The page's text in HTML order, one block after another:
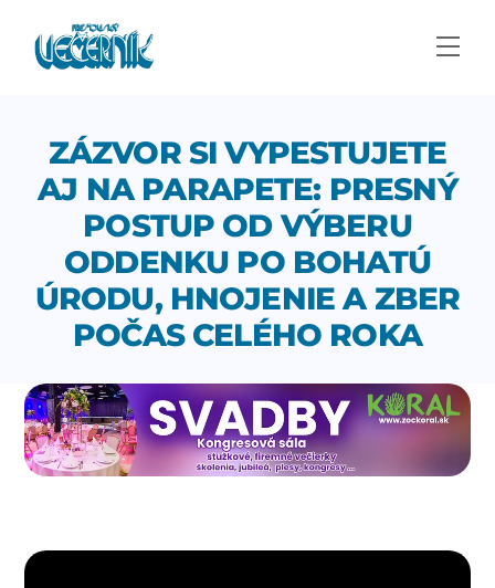
content
ZÁZVOR SI VYPESTUJETE
AJ NA PARAPETE: PRESNÝ
POSTUP OD VÝBERU
ODDENKU PO BOHATÚ
ÚRODU, HNOJENIE A ZBER
POČAS CELÉHO ROKA